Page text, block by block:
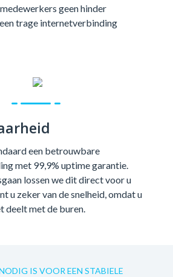
geen hinder
trage internetverbinding
een betrouwbare
met 99,9% uptime garantie.
lossen we dit direct voor u
u zeker van de snelheid, omdat u
deelt met de buren.
IS VOOR EEN STABIELE